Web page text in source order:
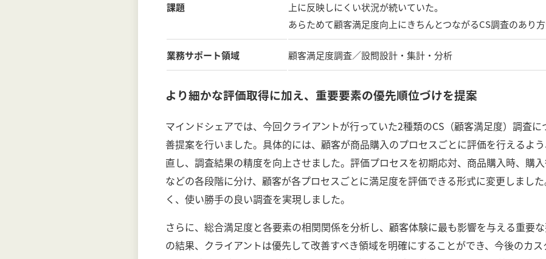
課題
上に反映しにくい状況が続いていた。
あらためて顧客満足度向上にきちんとつながるCS調査のあり方
業務サポート領域 顧客満足度調査／設問設計・集計・分析
より細かな評価取得に加え、重要要素の優先順位づけを提案
マインドシェアでは、今回クライアントが行っていた2種類のCS（顧客満足度）調査
善提案を行いました。具体的には、顧客が商品購入のプロセスごとに評価を行えるよ
直し、調査結果の精度を向上させました。評価プロセスを初期応対、商品購入時、購
などの各段階に分け、顧客が各プロセスごとに満足度を評価できる形式に変更しまし
く、使い勝手の良い調査を実現しました。
さらに、総合満足度と各要素の相関関係を分析し、顧客体験に最も影響を与える重要
の結果、クライアントは優先して改善すべき領域を明確にすることができ、今後のカ